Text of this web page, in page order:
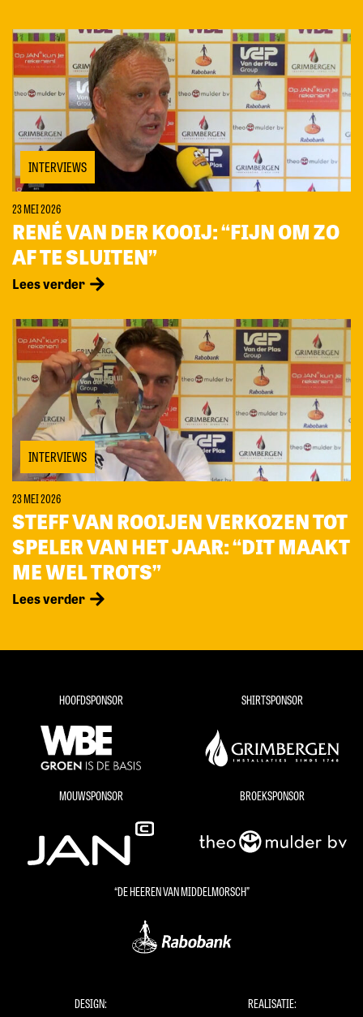
INTERVIEWS
23 MEI 2026
RENÉ VAN DER KOOIJ: “FIJN OM ZO
AF TE SLUITEN”
Lees verder
INTERVIEWS
23 MEI 2026
STEFF VAN ROOIJEN VERKOZEN TOT
SPELER VAN HET JAAR: “DIT MAAKT
ME WEL TROTS”
Lees verder
HOOFDSPONSOR SHIRTSPONSOR
MOUWSPONSOR BROEKSPONSOR
“DE HEEREN VAN MIDDELMORSCH”
DESIGN: REALISATIE: